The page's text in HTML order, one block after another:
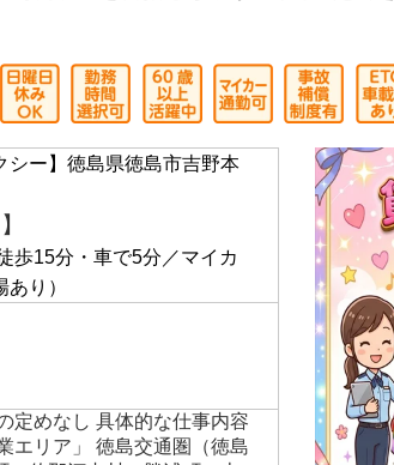
円以上を目指せちゃう！やる気と
歩15分・車で5分／マイカ
あり）